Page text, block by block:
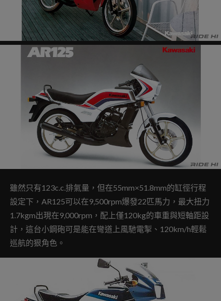
雖然只有123c.c.排氣量，但在55mm×51.8mm的缸徑行程
設定下，AR125可以在9,500rpm爆發22匹馬力，最大扭力
1.7kgm出現在9,000rpm，配上僅120kg的車重與短軸距設
計，這台小鋼砲可是能在彎道上風馳電掣、120km/h輕鬆
巡航的狠角色。